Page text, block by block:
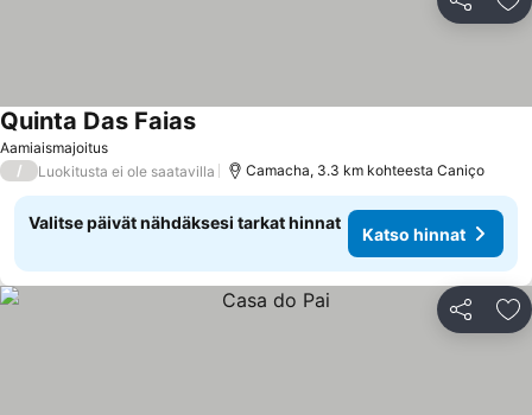
Jaa
Aamiaismajoitus
Quinta Das Faias
/ Luokitusta ei ole saatavilla Camacha, 3.3 km kohteesta Caniço
Valitse päivät nähdäksesi tarkat hinnat
Katso hinnat
Jaa